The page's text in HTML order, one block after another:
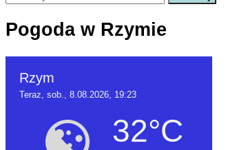
Pogoda w Rzymie